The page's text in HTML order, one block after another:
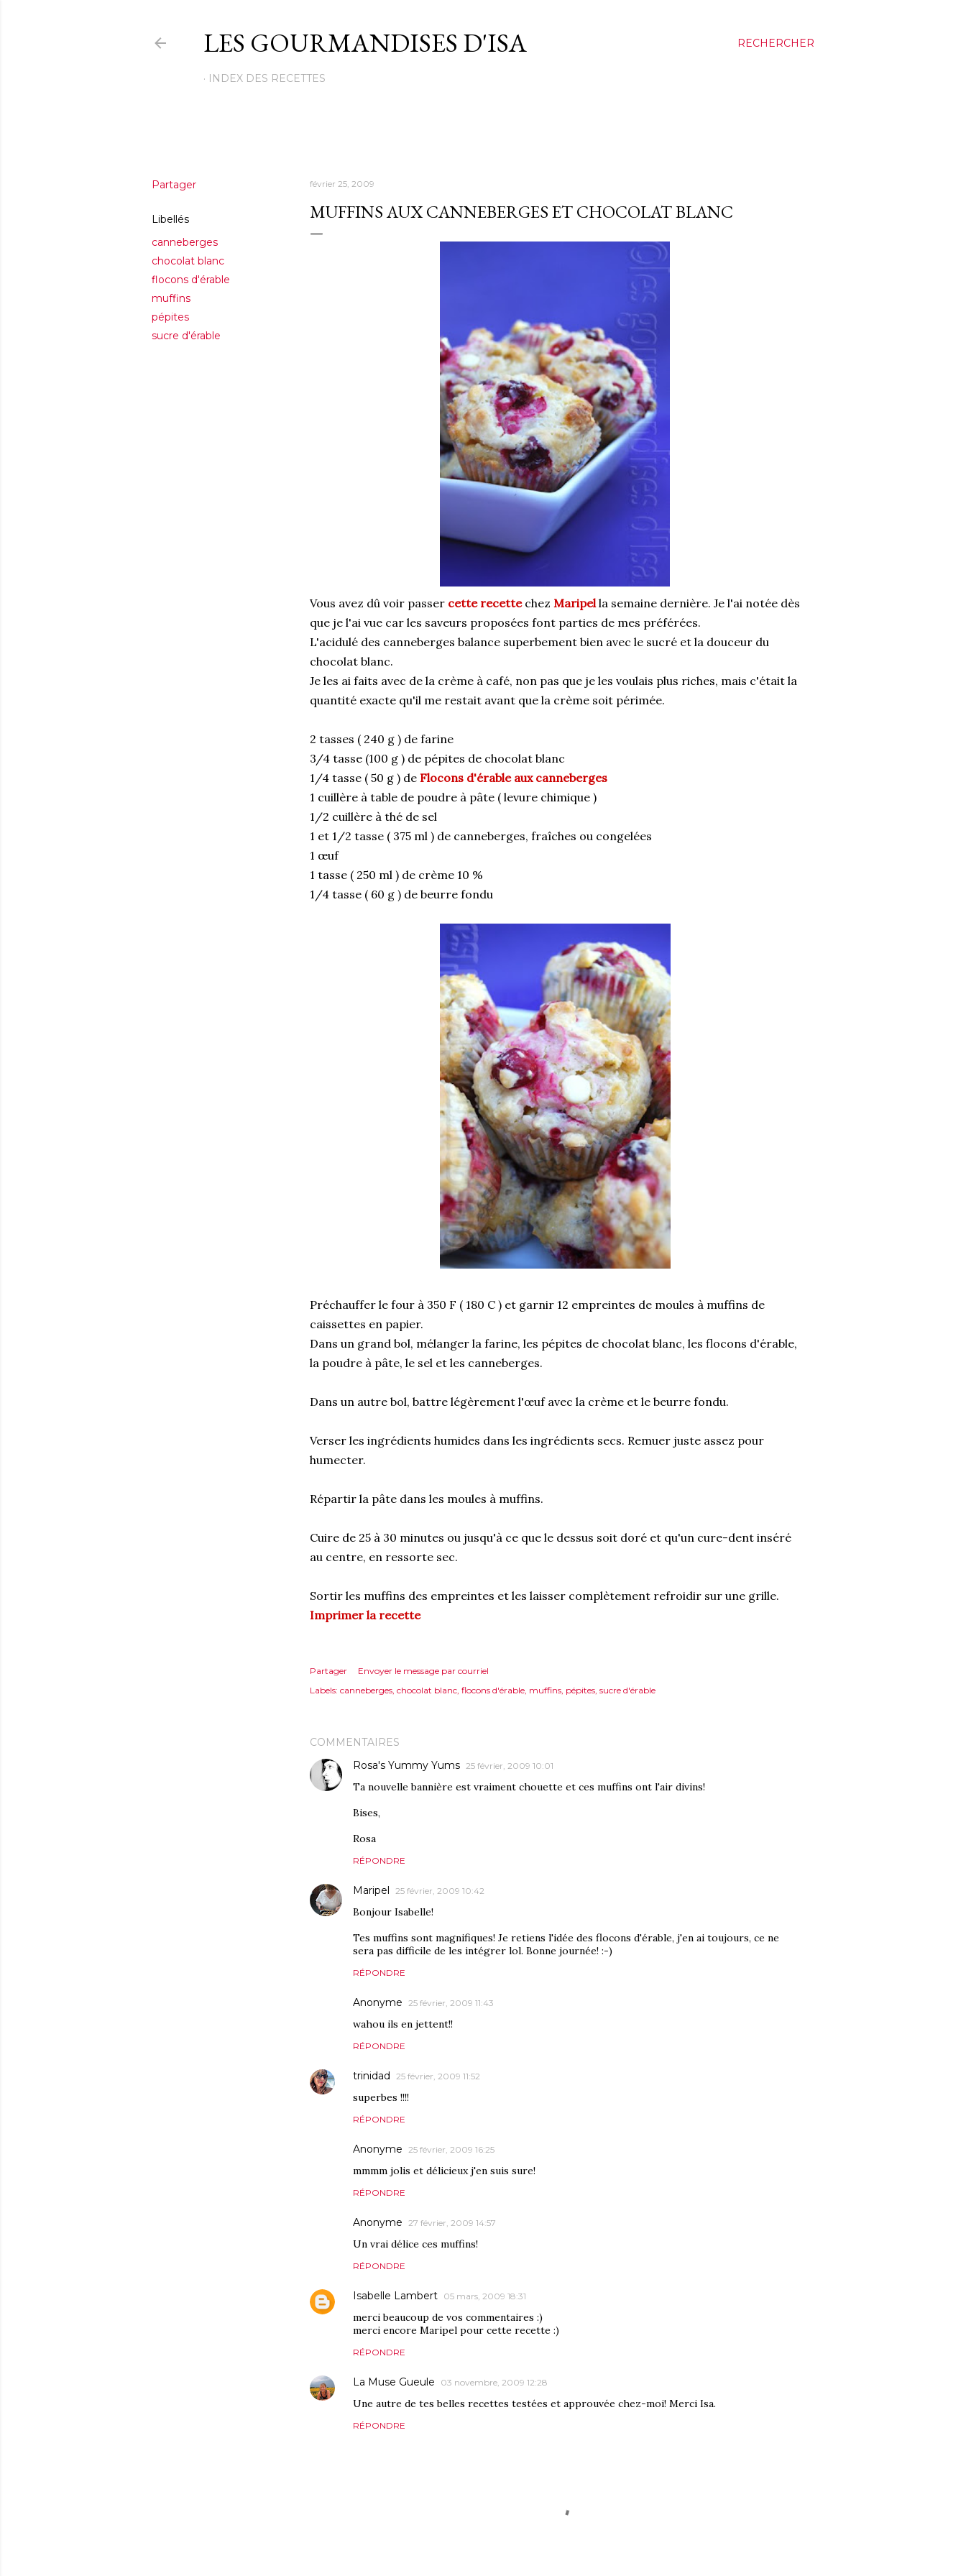
RECHERCHER
LES GOURMANDISES D'ISA
INDEX DES RECETTES
Partager
Libellés
canneberges
chocolat blanc
flocons d'érable
muffins
pépites
sucre d'érable
février 25, 2009
MUFFINS AUX CANNEBERGES ET CHOCOLAT BLANC
Vous avez dû voir passer cette recettechez Maripella semaine dernière. Je l'ai notée dès
que je l'ai vue car les saveurs proposées font parties de mes préférées.
L'acidulé des canneberges balance superbement bien avec le sucré et la douceur du
chocolat blanc.
Je les ai faits avec de la crème à café, non pas que je les voulais plus riches, mais c'était la
quantité exacte qu'il me restait avant que la crème soit périmée.
2 tasses ( 240 g ) de farine
3/4 tasse (100 g ) de pépites de chocolat blanc
1/4 tasse ( 50 g ) de Flocons d'érable aux canneberges
1 cuillère à table de poudre à pâte ( levure chimique )
1/2 cuillère à thé de sel
1 et 1/2 tasse ( 375 ml ) de canneberges, fraîches ou congelées
1 œuf
1 tasse ( 250 ml ) de crème 10 %
1/4 tasse ( 60 g ) de beurre fondu
Préchauffer le four à 350 F ( 180 C ) et garnir 12 empreintes de moules à muffins de
caissettes en papier.
Dans un grand bol, mélanger la farine, les pépites de chocolat blanc, les flocons d'érable,
la poudre à pâte, le sel et les canneberges.
Dans un autre bol, battre légèrement l'œuf avec la crème et le beurre fondu.
Verser les ingrédients humides dans les ingrédients secs. Remuer juste assez pour
humecter.
Répartir la pâte dans les moules à muffins.
Cuire de 25 à 30 minutes ou jusqu'à ce que le dessus soit doré et qu'un cure-dent inséré
au centre, en ressorte sec.
Sortir les muffins des empreintes et les laisser complètement refroidir sur une grille.
Imprimer la recette
Partager
Envoyer le message par courriel
Labels: canneberges chocolat blanc flocons d'érable muffins pépites sucre d'érable
COMMENTAIRES
Rosa's Yummy Yums 25 février, 2009 10:01
Ta nouvelle bannière est vraiment chouette et ces muffins ont l'air divins!
Bises,
Rosa
RÉPONDRE
Maripel 25 février, 2009 10:42
Bonjour Isabelle!
Tes muffins sont magnifiques! Je retiens l'idée des flocons d'érable, j'en ai toujours, ce ne
sera pas difficile de les intégrer lol. Bonne journée! :-)
RÉPONDRE
Anonyme 25 février, 2009 11:43
wahou ils en jettent!!
RÉPONDRE
trinidad 25 février, 2009 11:52
superbes !!!!
RÉPONDRE
Anonyme 25 février, 2009 16:25
mmmm jolis et délicieux j'en suis sure!
RÉPONDRE
Anonyme 27 février, 2009 14:57
Un vrai délice ces muffins!
RÉPONDRE
Isabelle Lambert 05 mars, 2009 18:31
merci beaucoup de vos commentaires :)
merci encore Maripel pour cette recette :)
RÉPONDRE
La Muse Gueule 03 novembre, 2009 12:28
Une autre de tes belles recettes testées et approuvée chez-moi! Merci Isa.
RÉPONDRE